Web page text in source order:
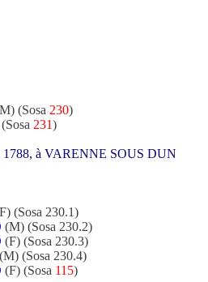
(Sosa 230)
231)
1788, à VARENNE SOUS DUN
(Sosa 230.1)
(M) (Sosa 230.2)
(F) (Sosa 230.3)
(M) (Sosa 230.4)
(F) (Sosa 115)